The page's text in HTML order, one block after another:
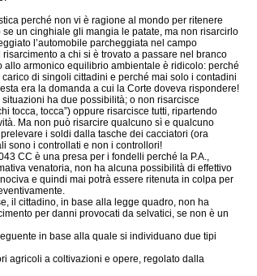
perché non vi è ragione al mondo per ritenere
un cinghiale gli mangia le patate, ma non risarcirlo
l’automobile parcheggiata nel campo
a chi si è trovato a passare nel branco
allo armonico equilibrio ambientale è ridicolo: perché
di singoli cittadini e perché mai solo i contadini
era la domanda a cui la Corte doveva rispondere!
situazioni ha due possibilità; o non risarcisce
tocca, tocca”) oppure risarcisce tutti, ripartendo
Ma non può risarcire qualcuno sì e qualcuno
i soldi dalla tasche dei cacciatori (ora
sono i controllati e non i controllori!
CC è una presa per i fondelli perché la P.A.,
venatoria, non ha alcuna possibilità di effettivo
e quindi mai potrà essere ritenuta in colpa per
il cittadino, in base alla legge quadro, non ha
per danni provocati da selvatici, se non è un
in base alla quale si individuano due tipi
agricoli a coltivazioni e opere, regolato dalla